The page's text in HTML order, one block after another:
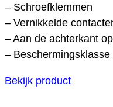
– Schroefklemmen
– Vernikkelde
– Aan de achterkant
– Beschermingsklasse
Bekijk product